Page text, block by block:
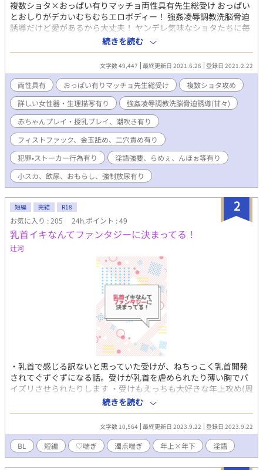
複数ショタ×おっぱい有りマッチョ両性具有先生総受け おっぱい
とおしりがデカいむちむちエロボディー！ 強姦凌辱調教洗脳脅迫
誘導だけど愛があるから大丈夫！ ヤンデレ気味なショタたちに毎
日日替わりで犯されます！ 【書いていくうちに注意事項変わりま
すので、確認してからお読みいただくよう、お願い致します】 ＊
先生の肉体は淫乱なのですぐ従順になります。 ＊淫語強要されま
す。 ＊複数プレイ多め、基本は一対一です。ギャラリーがいるの
はプレイの一環です。ある意味チームプレイです。 ＊詳しい女性
器・生理描写が有ります。 ＊ゴミを漁る、トイレ盗撮、ハッキン
グなど犯罪とストーカー行為をナチュラルにしています。 ＊相手
により小スカ、飲尿、おもらし、強制放尿有ります。 ＊相手によ
り赤ちゃんプレイ、授乳プレイ有ります。 ＊パイズリ有り。 ＊オ
モチャ、拘束器具、クスコ、尿道カテーテル、緊縛、口枷、吸引
機、貞操帯もどき使います。 ＊相手によりフィストファック有り
ます。 ＊集団ぶっかけ有り。 ＊ごく一般的な行動でも攻めにとっ
てはNTRだと感じるシーン有ります。 ＊二穴責め有り ＊金玉舐め
有り ＊潮吹き有り
続きを読む
文字数 49,447 最終更新日 2021.6.26 登録日 2021.2.22
両性具有 おっぱい有りマッチョ先生総受け
複数ショタ攻め
詳しい女性器・生理描写有り
強姦凌辱調教洗脳脅迫誘導(甘々)
赤ちゃんプレイ・授乳プレイ、潮吹き有り
フィストファック、金玉舐め、二穴責め有り
犯罪•ストーカー行為有り
淫語強要、らめぇ、んほぉ等有り
小スカ、飲尿、おもらし、強制放尿有り
2
短編 完結 R18
お気に入り : 205 24h.ポイント : 49
乳首イキなんてファンタジーに決まってる！
辻河
・乳首で感じる訳ないと思っていた受けが、ねちっこく乳首開発
されてぐずぐずになる話。受けが乳首を虐められたり薄い胸でパ
イズリさせられたりします ・受けもえっちも大好きな年上攻め(周
防光希/すおうみつき)×快楽に弱い年下敬語受け(北村洸/きたむら
こう) ※以下の表現が含まれています。 ・♡喘ぎ、濁点喘ぎ ・淫
語 ・乳首責め、乳首コキ、パイズリ、結腸責め、中出し 更新のご
連絡などはこちらから →https://twitter.com/nyam_nni リアクシ
ョンや感想などいただけると励みになります。
→https://wavebox.me/wave/9x84hmvdsrqe4js1/
続きを読む
文字数 10,564 最終更新日 2023.9.22 登録日 2023.9.22
BL 短編 ♡喘ぎ 濁点喘ぎ 年上×年下 淫語